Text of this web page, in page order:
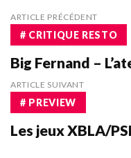
ARTICLE PRÉCÉDENT
# CRITIQUE RESTO
Big Fernand –
ARTICLE SUIVANT
# PREVIEW
Les jeux XBLA/